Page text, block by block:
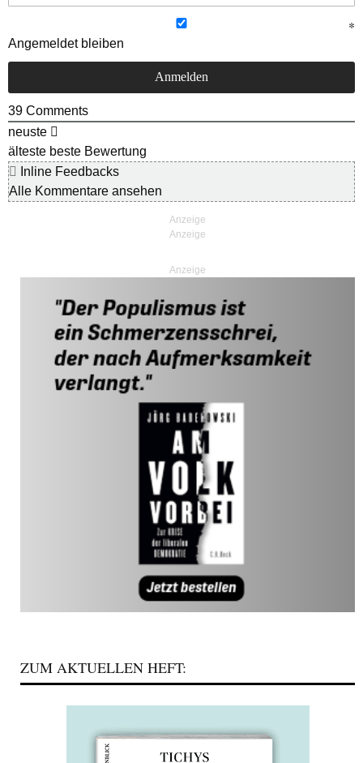
Angemeldet bleiben
39 Comments
neuste
älteste beste Bewertung
Inline Feedbacks
Alle Kommentare ansehen
Anzeige
ZUM AKTUELLEN HEFT: